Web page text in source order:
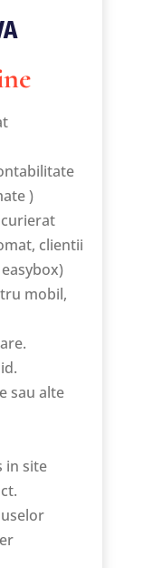
)
clientii
mobil,
sau alte
in site